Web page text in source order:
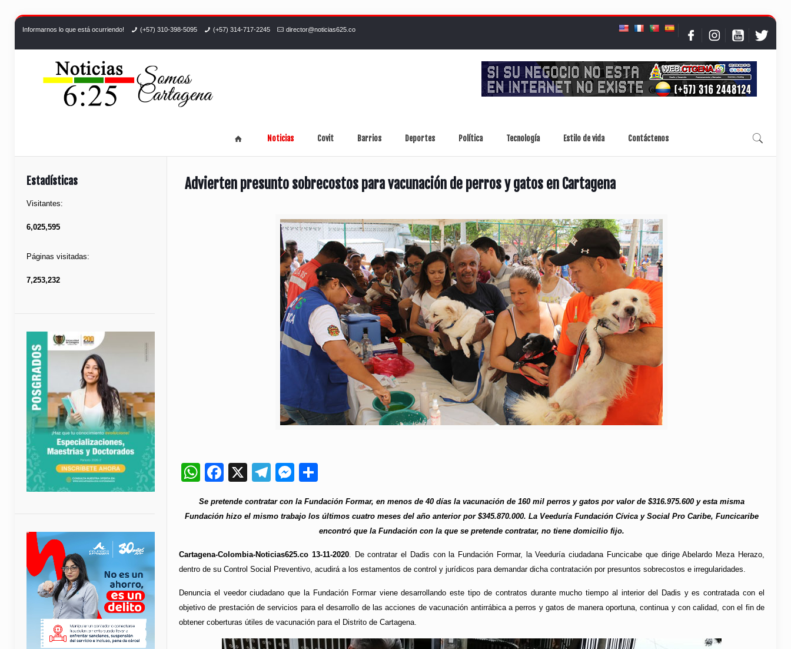
Informarnos lo que está ocurriendo! (+57) 310-398-5095 (+57) 314-717-2245 director@noticias625.co
Noticias Covit Barrios Deportes Política Tecnología Estilo de vida Contáctenos
Advierten presunto sobrecostos para vacunación de perros y gatos en Cartagena
WhatsApp
Facebook
X Telegram
Messenger
Se pretende contratar con la Fundación Formar, en menos de 40 días la vacunación de 160 mil perros y gatos por valor de $316.975.600 y esta misma
Fundación hizo el mismo trabajo los últimos cuatro meses del año anterior por $345.870.000. La Veeduría Fundación Cívica y Social Pro Caribe, Funcicaribe
encontró que la Fundación con la que se pretende contratar, no tiene domicilio fijo.
Cartagena-Colombia-Noticias625.co 13-11-2020. De contratar el Dadis con la Fundación Formar, la Veeduría ciudadana Funcicabe que dirige Abelardo Meza Herazo,
dentro de su Control Social Preventivo, acudirá a los estamentos de control y jurídicos para demandar dicha contratación por presuntos sobrecostos e irregularidades.
Denuncia el veedor ciudadano que la Fundación Formar viene desarrollando este tipo de contratos durante mucho tiempo al interior del Dadis y es contratada con el
objetivo de prestación de servicios para el desarrollo de las acciones de vacunación antirrábica a perros y gatos de manera oportuna, continua y con calidad, con el fin de
obtener coberturas útiles de vacunación para el Distrito de Cartagena.
Estadísticas
Visitantes:
6,025,595
Páginas visitadas:
7,253,232